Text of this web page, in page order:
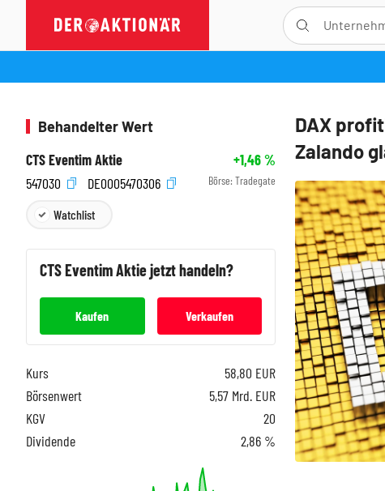
DAX
Zalando
Behandelter Wert
CTS Eventim Aktie
+1,46%
547030
DE0005470306 Börse: Tradegate
Watchlist
CTS EventimAktie jetzt handeln?
Kaufen Verkaufen
Kurs 58,80 EUR
Börsenwert
5,57 Mrd. EUR
KGV
20
Dividende
2,86 %